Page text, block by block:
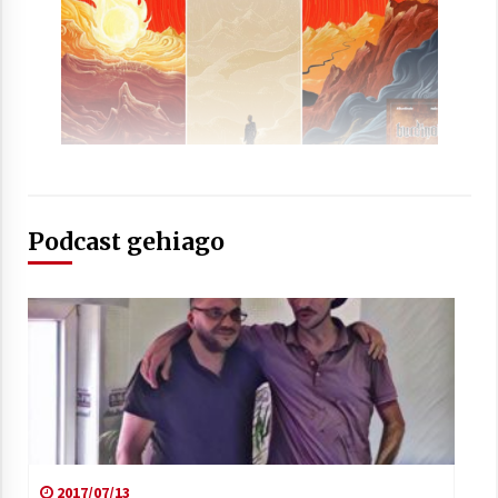
Podcast gehiago
2017/07/13